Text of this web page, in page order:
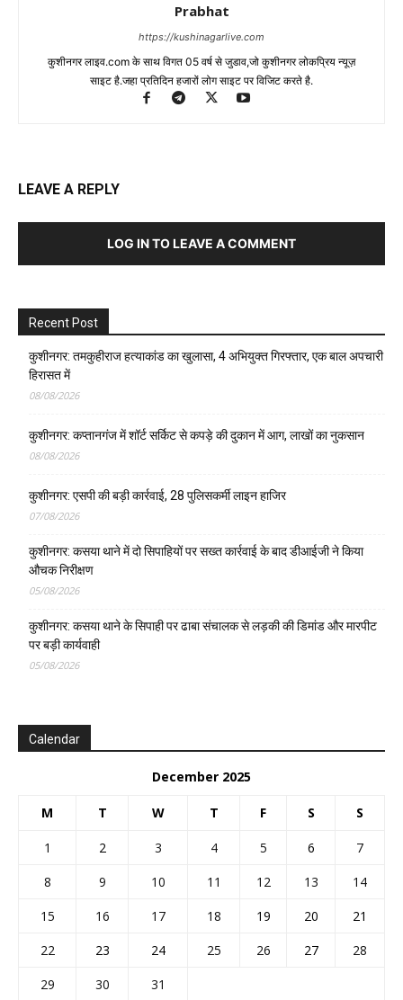
Prabhat
https://kushinagarlive.com
कुशीनगर लाइव.com के साथ विगत 05 वर्ष से जुडाव,जो कुशीनगर लोकप्रिय न्यूज़
साइट है.जहा प्रतिदिन हजारों लोग साइट पर विजिट करते है.
LEAVE A REPLY
LOG IN TO LEAVE A COMMENT
Recent Post
कुशीनगर: तमकुहीराज हत्याकांड का खुलासा, 4 अभियुक्त गिरफ्तार, एक बाल अपचारी
हिरासत में
08/08/2026
कुशीनगर: कप्तानगंज में शॉर्ट सर्किट से कपड़े की दुकान में आग, लाखों का नुकसान
08/08/2026
कुशीनगर: एसपी की बड़ी कार्रवाई, 28 पुलिसकर्मी लाइन हाजिर
07/08/2026
कुशीनगर: कसया थाने में दो सिपाहियों पर सख्त कार्रवाई के बाद डीआईजी ने किया
औचक निरीक्षण
05/08/2026
कुशीनगर: कसया थाने के सिपाही पर ढाबा संचालक से लड़की की डिमांड और मारपीट
पर बड़ी कार्यवाही
05/08/2026
Calendar
December 2025
M T W T F S S
1 2 3 4 5 6
7
8
9 10 11 12 13
14
15
16 17 18 19 20
21
22
23 24 25 26 27
28
29
30
31